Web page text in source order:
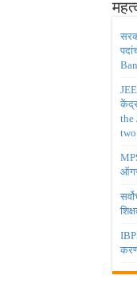
JEE
केंद्र
the
two